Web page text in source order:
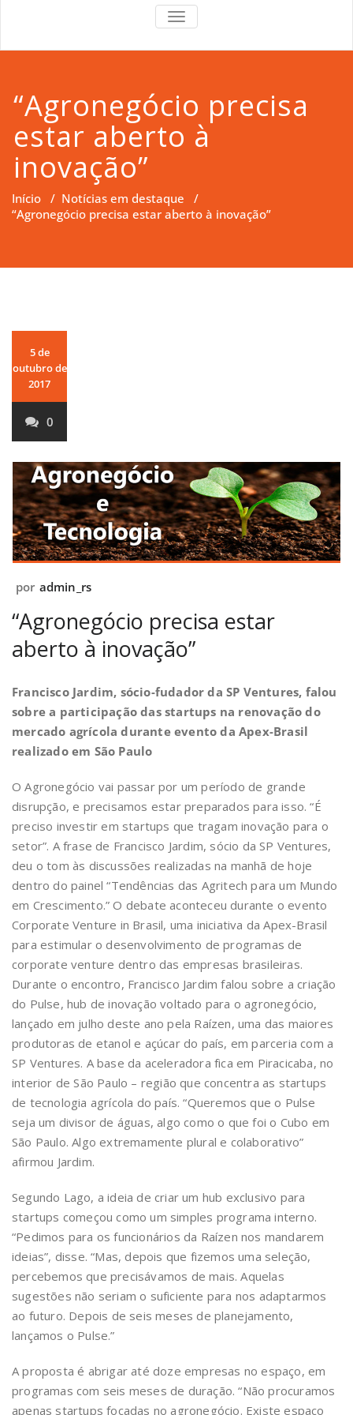
Support
TOGGLE
NAVIGATION
“Agronegócio precisa
estar aberto à
inovação”
Início / Notícias em destaque /
“Agronegócio precisa estar aberto à inovação”
5 de
outubro de
2017
0
por admin_rs
“Agronegócio precisa estar
aberto à inovação”
Francisco Jardim, sócio-fudador da SP Ventures, falou
sobre a participação das startups na renovação do
mercado agrícola durante evento da Apex-Brasil
realizado em São Paulo
O Agronegócio vai passar por um período de grande
disrupção, e precisamos estar preparados para isso. “É
preciso investir em startups que tragam inovação para o
setor”. A frase de Francisco Jardim, sócio da SP Ventures,
deu o tom às discussões realizadas na manhã de hoje
dentro do painel “Tendências das Agritech para um Mundo
em Crescimento.” O debate aconteceu durante o evento
Corporate Venture in Brasil, uma iniciativa da Apex-Brasil
para estimular o desenvolvimento de programas de
corporate venture dentro das empresas brasileiras.
Durante o encontro, Francisco Jardim falou sobre a criação
do Pulse, hub de inovação voltado para o agronegócio,
lançado em julho deste ano pela Raízen, uma das maiores
produtoras de etanol e açúcar do país, em parceria com a
SP Ventures. A base da aceleradora fica em Piracicaba, no
interior de São Paulo – região que concentra as startups
de tecnologia agrícola do país. “Queremos que o Pulse
seja um divisor de águas, algo como o que foi o Cubo em
São Paulo. Algo extremamente plural e colaborativo”
afirmou Jardim.
Segundo Lago, a ideia de criar um hub exclusivo para
startups começou como um simples programa interno.
“Pedimos para os funcionários da Raízen nos mandarem
ideias”, disse. “Mas, depois que fizemos uma seleção,
percebemos que precisávamos de mais. Aquelas
sugestões não seriam o suficiente para nos adaptarmos
ao futuro. Depois de seis meses de planejamento,
lançamos o Pulse.”
A proposta é abrigar até doze empresas no espaço, em
programas com seis meses de duração. “Não procuramos
apenas startups focadas no agronegócio. Existe espaço